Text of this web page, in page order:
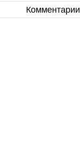
Комментарии